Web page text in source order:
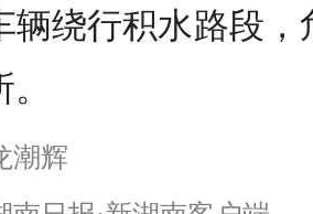
辆绕行积水路段
潮辉